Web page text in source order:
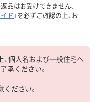
品はお受けできません。
ド 」を必ずご確認の上、お
個人名および一般住宅へ
承ください。
ださい。